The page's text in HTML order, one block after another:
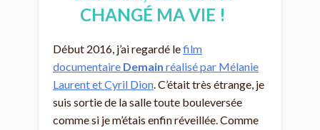
CHANGÉ MA VIE !
Début 2016, j’ai regardé lefilm
documentaire Demain réalisé par Mélanie
Laurent et Cyril Dion. C’était très étrange, je
suis sortie de la salle toute bouleversée
comme si je m’étais enfin réveillée. Comme